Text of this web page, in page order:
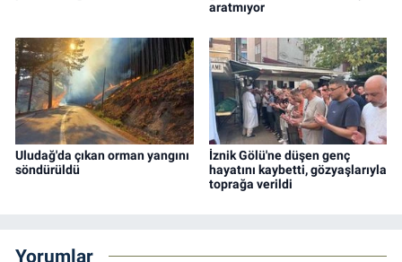
aratmıyor
Uludağ'da çıkan orman yangını
söndürüldü
İznik Gölü'ne düşen genç
hayatını kaybetti, gözyaşlarıyla
toprağa verildi
Yorumlar